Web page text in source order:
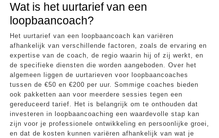
Wat is het uurtarief van een
loopbaancoach?
Het uurtarief van een loopbaancoach kan variëren
afhankelijk van verschillende factoren, zoals de ervaring en
expertise van de coach, de regio waarin hij of zij werkt, en
de specifieke diensten die worden aangeboden. Over het
algemeen liggen de uurtarieven voor loopbaancoaches
tussen de €50 en €200 per uur. Sommige coaches bieden
ook pakketten aan voor meerdere sessies tegen een
gereduceerd tarief. Het is belangrijk om te onthouden dat
investeren in loopbaancoaching een waardevolle stap kan
zijn voor je professionele ontwikkeling en persoonlijke groei,
en dat de kosten kunnen variëren afhankelijk van wat je